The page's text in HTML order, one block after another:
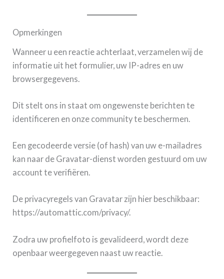
Opmerkingen
Wanneer u een reactie achterlaat, verzamelen wij de
informatie uit het formulier, uw IP-adres en uw
browsergegevens.
Dit stelt ons in staat om ongewenste berichten te
identificeren en onze community te beschermen.
Een gecodeerde versie (of hash) van uw e-mailadres
kan naar de Gravatar-dienst worden gestuurd om uw
account te verifiëren.
De privacyregels van Gravatar zijn hier beschikbaar:
https://automattic.com/privacy/.
Zodra uw profielfoto is gevalideerd, wordt deze
openbaar weergegeven naast uw reactie.